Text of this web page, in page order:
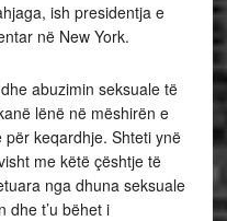
ish presidentja e
në New York.
abuzimin seksuale të
lënë në mëshirën e
keqardhje. Shteti ynë
me këtë çështje të
nga dhuna seksuale
dhe t’u bëhet i